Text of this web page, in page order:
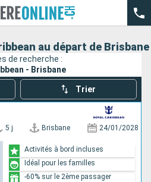
au départ de Brisbane
de recherche :
- Brisbane
Trier
5 j Brisbane 24/01/2028
Activités à bord incluses
Idéal pour les familles
-60% sur le 2ème passager